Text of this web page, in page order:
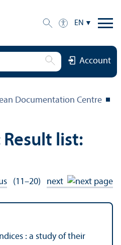
EN
Account
Documentation Centre
Result list:
(11–20) next
: a study of their